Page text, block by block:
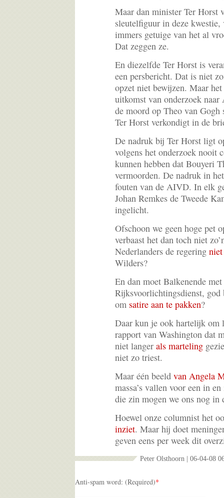
Maar dan minister Ter Horst
sleutelfiguur in deze
immers getuige van het al
Dat zeggen ze.
En diezelfde Ter Horst is
een persbericht. Dat is niet
opzet niet bewijzen. Maar
uitkomst van onderzoek
de moord op Theo van
Ter Horst verkondigt in de
De nadruk bij Ter Horst ligt
volgens het onderzoek nooit
kunnen hebben dat Bouyeri
vermoorden. De nadruk in
fouten van de AIVD. In elk
Johan Remkes de Tweede
ingelicht.
Ofschoon we geen hoge pet
verbaast het dan toch niet
Nederlanders de regering
Wilders?
En dan moet Balkenende
Rijksvoorlichtingsdienst, god
om satire aan te pakken?
Daar kun je ook hartelijk om
rapport van Washington dat
niet langer als marteling
niet zo triest.
Maar één beeld van Angela
massa’s vallen voor een in
die zin mogen we ons nog in
Hoewel onze columnist het
inziet. Maar hij doet
geven eens per week dit
Peter Olsthoorn | 06-04-08
Anti-spam word: (Required)*